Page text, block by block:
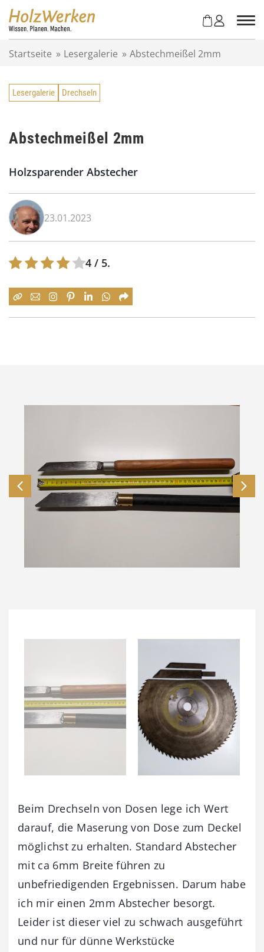
Startseite » Lesergalerie » Abstechmeißel 2mm
Lesergalerie Drechseln
Abstechmeißel 2mm
Holzsparender Abstecher
23.01.2023
4 / 5.
Beim Drechseln von Dosen lege ich Wert
darauf, die Maserung von Dose zum Deckel
möglichst zu erhalten. Standard Abstecher
mit ca 6mm Breite führen zu
unbefriedigenden Ergebnissen. Darum habe
ich mir einen 2mm Abstecher besorgt.
Leider ist dieser viel zu schwach ausgeführt
und nur für dünne Werkstücke